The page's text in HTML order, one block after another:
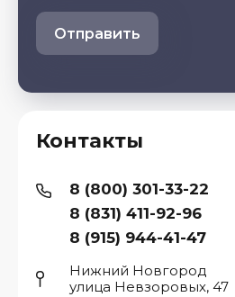
Контакты
8 (800) 301-33-22
8 (831) 411-92-96
8 (915) 944-41-47
Нижний Новгород
улица Невзоровых, 47
Отправить